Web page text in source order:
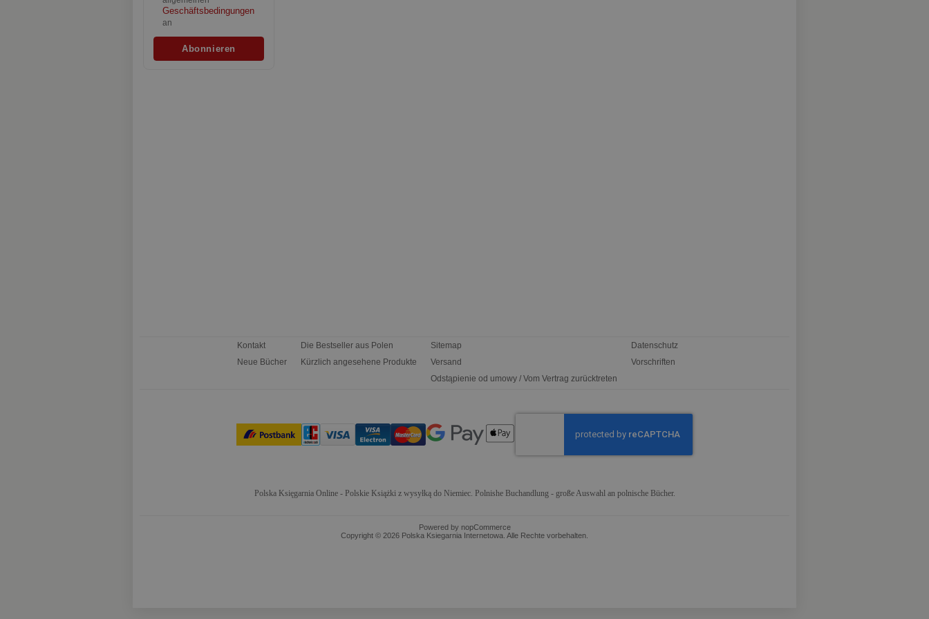
Geschäftsbedingungen
an
Kontakt
Neue Bücher
Die Bestseller aus Polen
Kürzlich angesehene Produkte
Sitemap
Versand
Odstąpienie od umowy / Vom Vertrag zurücktreten
Datenschutz
Vorschriften
Polska Księgarnia Online - Polskie Książki z wysyłką do Niemiec. Polnishe Buchandlung - große Auswahl an polnische Bücher.
Powered by nopCommerce
Copyright © 2026 Polska Ksiegarnia Internetowa. Alle Rechte vorbehalten.